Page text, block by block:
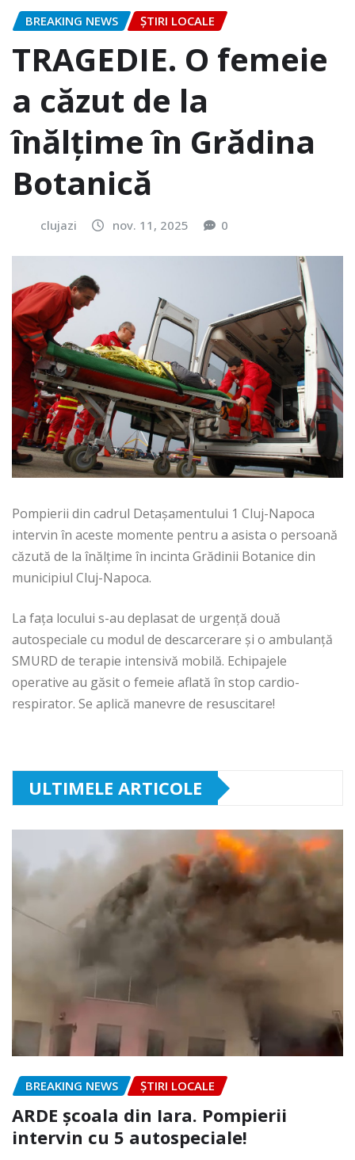
BREAKING NEWS ȘTIRI LOCALE
TRAGEDIE. O femeie
a căzut de la
înălțime în Grădina
Botanică
clujazi nov. 11, 2025 0
Pompierii din cadrul Detașamentului 1 Cluj-Napoca
intervin în aceste momente pentru a asista o persoană
căzută de la înălțime în incinta Grădinii Botanice din
municipiul Cluj-Napoca.
La fața locului s-au deplasat de urgență două
autospeciale cu modul de descarcerare și o ambulanță
SMURD de terapie intensivă mobilă. Echipajele
operative au găsit o femeie aflată în stop cardio-
respirator. Se aplică manevre de resuscitare!
ULTIMELE ARTICOLE
BREAKING NEWS ȘTIRI LOCALE
ARDE școala din Iara. Pompierii
intervin cu 5 autospeciale!